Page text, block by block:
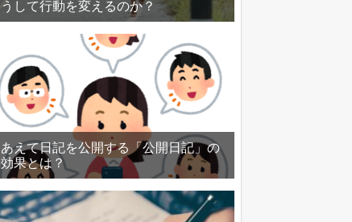
うして行動を変えるのか？
あえて日記を公開する「公開日記」の
効果とは？